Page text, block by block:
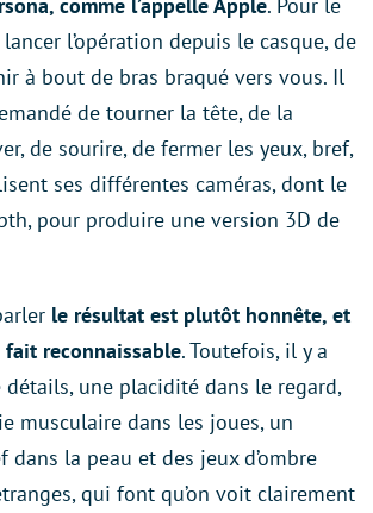
l’opération depuis le casque, de
à bout de bras braqué vers vous. Il
de tourner la tête, de la
de sourire, de fermer les yeux, bref,
ses différentes caméras, dont le
pour produire une version 3D de
le résultat est plutôt honnête, et
reconnaissable. Toutefois, il y a
détails, une placidité dans le regard,
musculaire dans les joues, un
dans la peau et des jeux d’ombre
qui font qu’on voit clairement